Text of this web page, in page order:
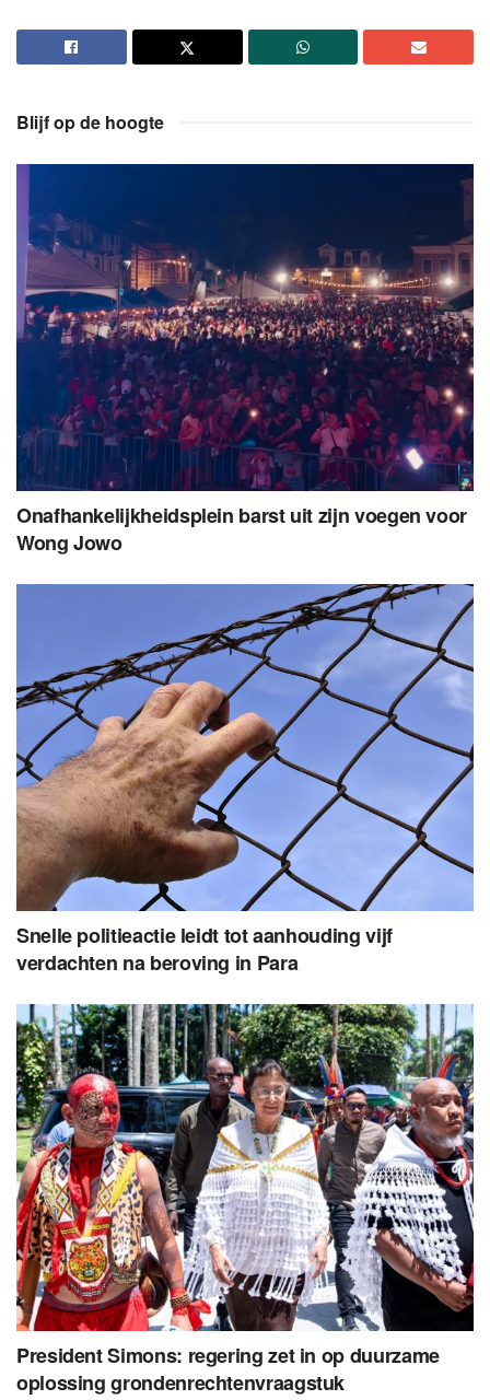
Blijf op de hoogte
Onafhankelijkheidsplein barst uit zijn voegen voor
Wong Jowo
Snelle politieactie leidt tot aanhouding vijf
verdachten na beroving in Para
President Simons: regering zet in op duurzame
oplossing grondenrechtenvraagstuk